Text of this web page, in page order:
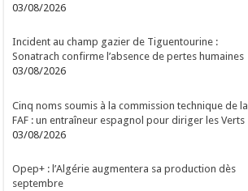
03/08/2026
Incident au champ gazier de Tiguentourine :
Sonatrach confirme l’absence de pertes humaines
03/08/2026
Cinq noms soumis à la commission technique de la
FAF : un entraîneur espagnol pour diriger les Verts
03/08/2026
Opep+ : l’Algérie augmentera sa production dès
septembre